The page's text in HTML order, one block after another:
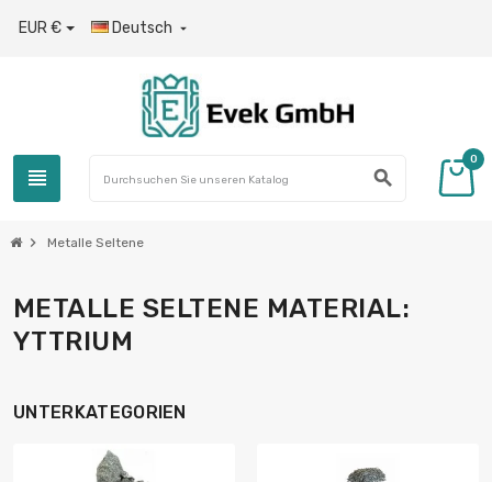
EUR € Deutsch 
view_headline search
0
chevron_right Metalle Seltene
METALLE SELTENE MATERIAL:
YTTRIUM
UNTERKATEGORIEN